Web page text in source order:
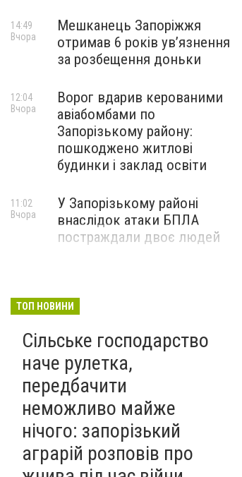
Мешканець Запоріжжя
отримав 6 років увʼязнення
за розбещення доньки
14:49
Вчора
Ворог вдарив керованими
авіабомбами по
Запорізькому району:
пошкоджено житлові
будинки і заклад освіти
12:04
Вчора
У Запорізькому районі
внаслідок атаки БПЛА
постраждали двоє людей
11:02
Вчора
ТОП НОВИНИ
Сільське господарство
наче рулетка,
передбачити
неможливо майже
нічого: запорізький
аграрій розповів про